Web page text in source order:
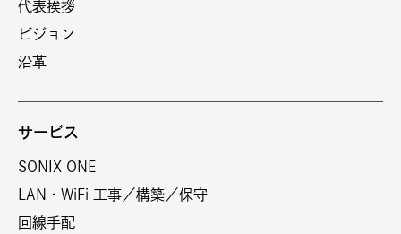
代表挨拶
ビジョン
沿革
サービス
SONIX ONE
LAN・WiFi 工事／構築／保守
回線手配